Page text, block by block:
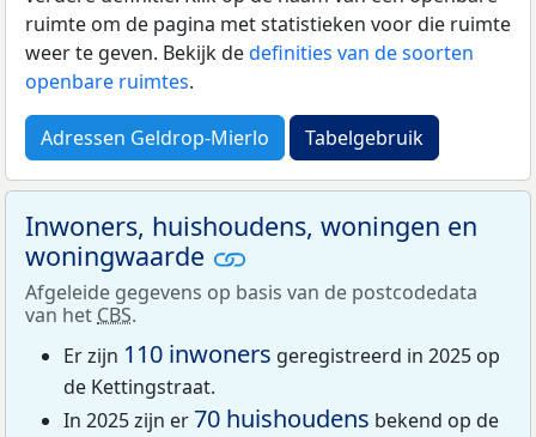
ruimte om de pagina met statistieken voor die ruimte
weer te geven. Bekijk dedefinities van de soorten
openbare ruimtes.
Adressen Geldrop-Mierlo Tabelgebruik
Inwoners, huishoudens, woningen en
woningwaarde
Afgeleide gegevens op basis van de postcodedata
van het CBS.
Er zijn 110 inwoners geregistreerd in 2025 op
de Kettingstraat.
In 2025 zijn er70 huishoudens bekend op de